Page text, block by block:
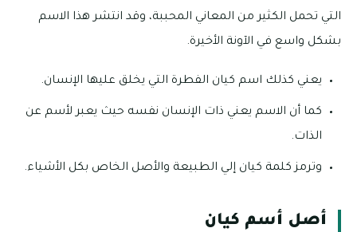
التي تحمل الكثير من المعاني المحببة، وقد انتشر هذا الاسم
بشكل واسع في الآونة الأخيرة.
يعني كذلك اسم كيان الفطرة التي يخلق عليها الإنسان.
كما أن الاسم يعني ذات الإنسان نفسه حيث يعبر لأسم عن
الذات.
وترمز كلمة كيان إلي الطبيعة والأصل الخاص بكل الأشياء.
أصل أسم كيان